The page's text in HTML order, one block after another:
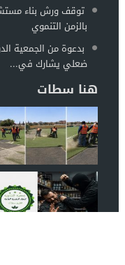
توقف ورش بناء
بالزمن التنموي
بدعوة من الجمعية
ضعلي يشارك في...
هنا سطات